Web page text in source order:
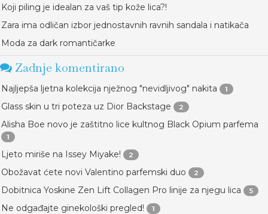
Koji piling je idealan za vaš tip kože lica?!
Zara ima odličan izbor jednostavnih ravnih sandala i natikača
Moda za dark romantičarke
Zadnje komentirano
Najljepša ljetna kolekcija nježnog "nevidljivog" nakita 1
Glass skin u tri poteza uz Dior Backstage 2
Alisha Boe novo je zaštitno lice kultnog Black Opium parfema
1
Ljeto miriše na Issey Miyake! 2
Obožavat ćete novi Valentino parfemski duo 2
Dobitnica Yoskine Zen Lift Collagen Pro linije za njegu lica 5
Ne odgađajte ginekološki pregled! 1